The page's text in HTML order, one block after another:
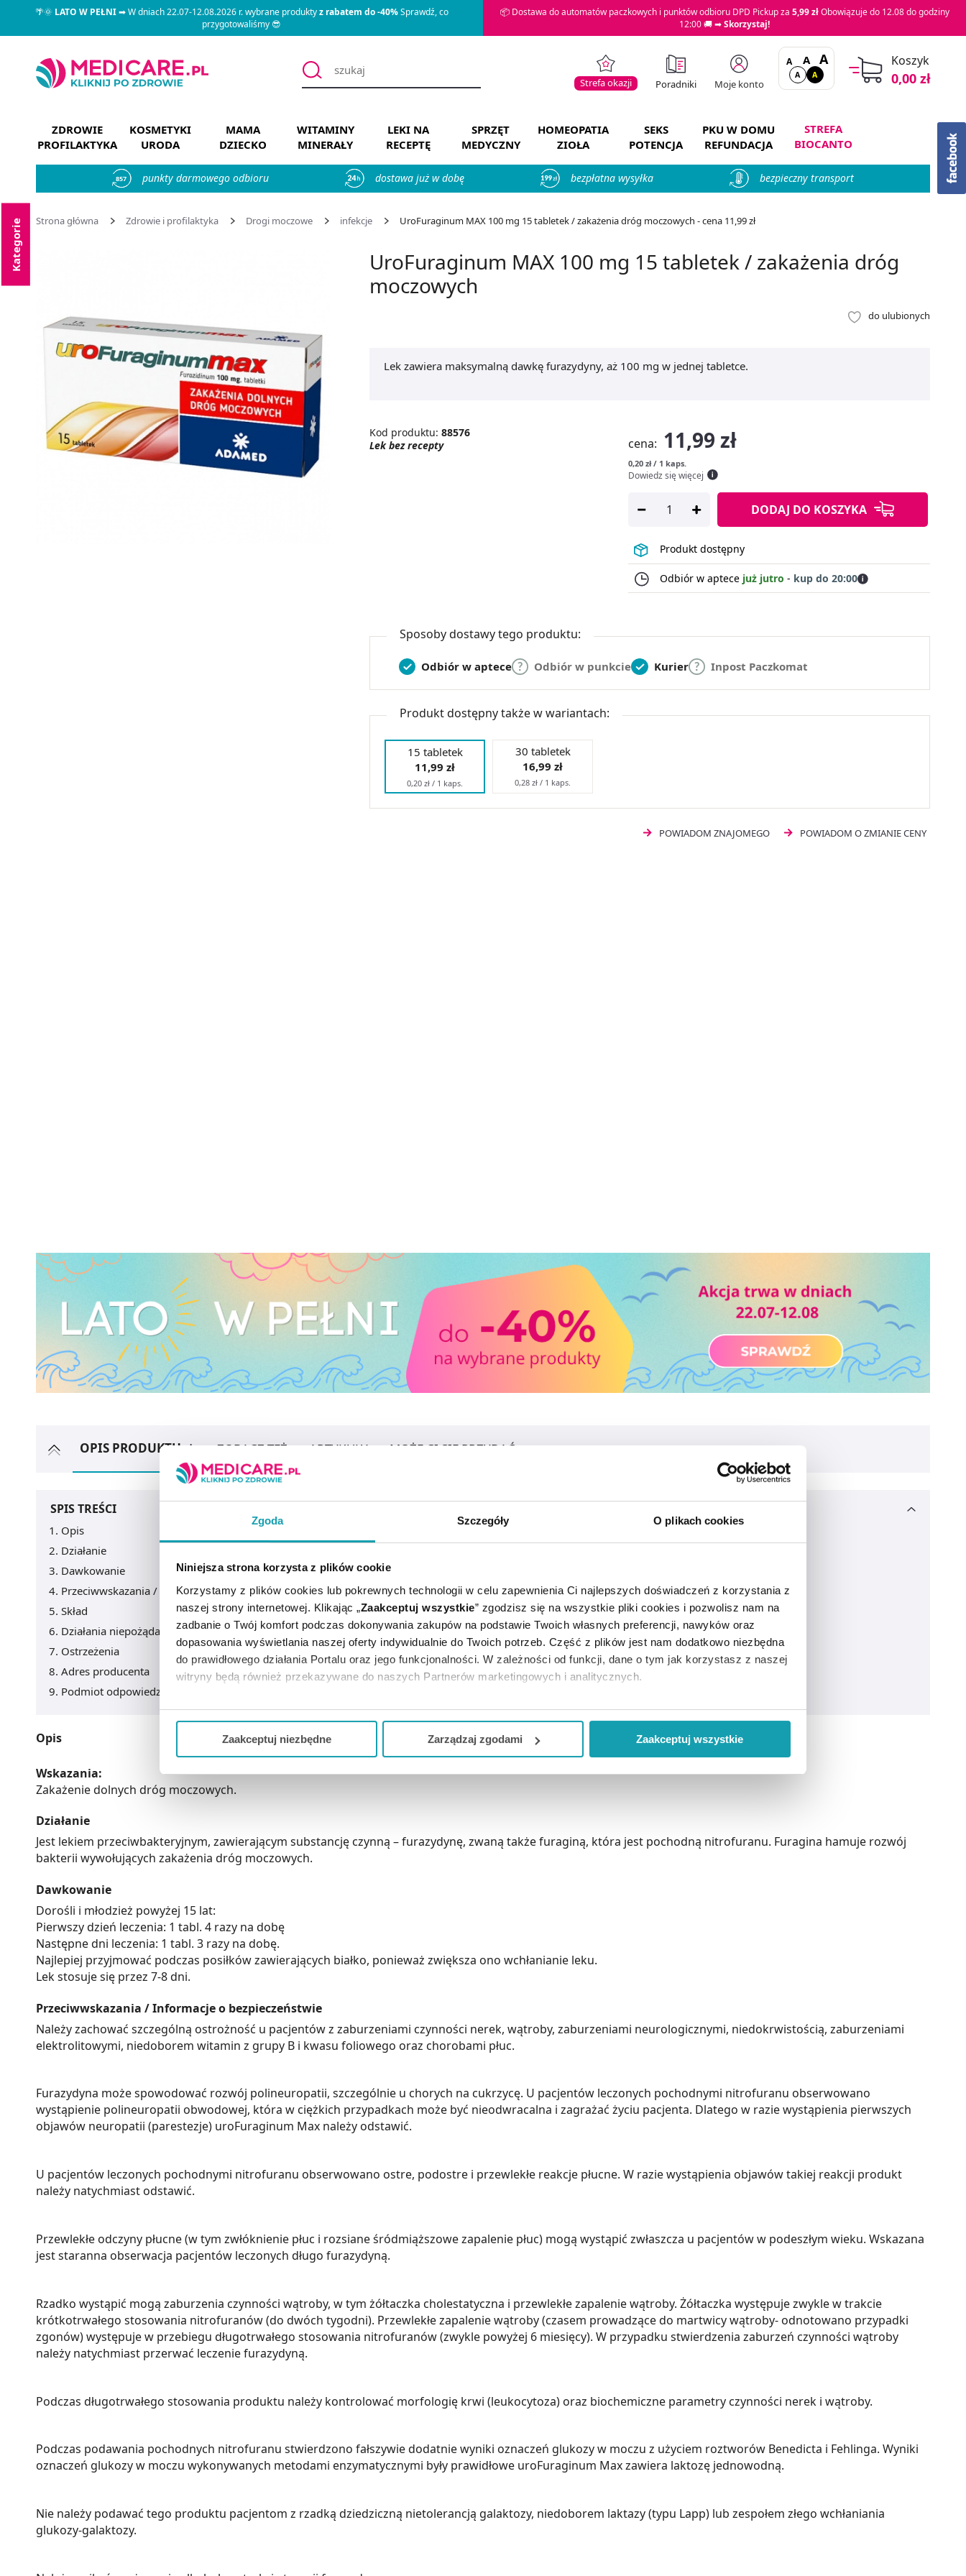
Zgoda Szczegóły O plikach cookies
Niniejsza strona korzysta z plików cookie
Korzystamy z plików cookies lub pokrewnych technologii w celu zapewnienia Ci najlepszych doświadczeń z korzystania z
naszej strony internetowej. Klikając „Zaakceptuj wszystkie” zgodzisz się na wszystkie pliki cookies i pozwolisz nam na
zadbanie o Twój komfort podczas dokonywania zakupów na podstawie Twoich własnych preferencji, nawyków oraz
dopasowania wyświetlania naszej oferty indywidualnie do Twoich potrzeb. Część z plików jest nam dodatkowo niezbędna
do prawidłowego działania Portalu oraz jego funkcjonalności. W zależności od funkcji, dane o tym jak korzystasz z naszej
witryny będą również przekazywane do naszych Partnerów marketingowych i analitycznych.
Jeżeli chcesz dostosować swoją zgodę i wybrać tylko niektóre dodatkowe funkcje, z którymi wiąże się zbieranie danych o
wszystkich funkcjonalności Strony.
Zaakceptuj niezbędne Zarządzaj zgodami Zaakceptuj wszystkie
🌴🌞LATO W PEŁNI➡ W dniach 22.07-12.08.2026 r. wybrane produktyz rabatem do -40%Sprawdź, co
przygotowaliśmy 😎
📦 Dostawa do automatów paczkowych i punktów odbioru DPD Pickup za 5,99 złObowiązuje do 12.08 do godziny
12:00 🚚 ➡Skorzystaj!
Strefa okazji Poradniki Moje konto
A A A
A A
Koszyk
0,00 zł
ZDROWIE
PROFILAKTYKA
KOSMETYKI
URODA
MAMA
DZIECKO
WITAMINY
MINERAŁY
LEKI NA
RECEPTĘ
SPRZĘT
MEDYCZNY
HOMEOPATIA
ZIOŁA
SEKS
POTENCJA
PKU W DOMU
REFUNDACJA
STREFA
BIOCANTO
857 punkty darmowego odbioru dostawa już w dobę bezpłatna wysyłka bezpieczny transport
Strona główna Zdrowie i profilaktyka Drogi moczowe infekcje UroFuraginum MAX 100 mg 15 tabletek / zakażenia dróg moczowych - cena 11,99 zł
Kategorie
UroFuraginum MAX 100 mg 15 tabletek / zakażenia dróg
moczowych
do ulubionych
Lek zawiera maksymalną dawkę furazydyny, aż 100 mg w jednej tabletce.
Kod produktu: 88576
Lek bez recepty
cena: 11,99 zł
0,20 zł / 1 kaps.
Dowiedz się więcej
DODAJ DO KOSZYKA
Produkt dostępny
Odbiór w aptece już jutro - kup do 20:00
Sposoby dostawy tego produktu:
Odbiór w aptece Odbiór w punkcie Kurier Inpost Paczkomat
Produkt dostępny także w wariantach:
15 tabletek
11,99 zł
0,20 zł / 1 kaps.
30 tabletek
16,99 zł
0,28 zł / 1 kaps.
POWIADOM ZNAJOMEGO POWIADOM O ZMIANIE CENY
OPIS PRODUKTU ZOBACZ TEŻ ARTYKUŁY MOŻE CI SIĘ PRZYDAĆ
SPIS TREŚCI
Opis
Działanie
Dawkowanie
Przeciwwskazania / Informacje o bezpieczeństwie
Skład
Działania niepożądane
Ostrzeżenia
Adres producenta
Podmiot odpowiedzialny
Opis
Wskazania:
Zakażenie dolnych dróg moczowych.
Działanie
Jest lekiem przeciwbakteryjnym, zawierającym substancję czynną – furazydynę, zwaną także furaginą, która jest pochodną nitrofuranu. Furagina hamuje rozwój
bakterii wywołujących zakażenia dróg moczowych.
Dawkowanie
Dorośli i młodzież powyżej 15 lat:
Pierwszy dzień leczenia: 1 tabl. 4 razy na dobę
Następne dni leczenia: 1 tabl. 3 razy na dobę.
Najlepiej przyjmować podczas posiłków zawierających białko, ponieważ zwiększa ono wchłanianie leku.
Lek stosuje się przez 7-8 dni.
Przeciwwskazania / Informacje o bezpieczeństwie
Należy zachować szczególną ostrożność u pacjentów z zaburzeniami czynności nerek, wątroby, zaburzeniami neurologicznymi, niedokrwistością, zaburzeniami
elektrolitowymi, niedoborem witamin z grupy B i kwasu foliowego oraz chorobami płuc.
Furazydyna może spowodować rozwój polineuropatii, szczególnie u chorych na cukrzycę. U pacjentów leczonych pochodnymi nitrofuranu obserwowano
wystąpienie polineuropatii obwodowej, która w ciężkich przypadkach może być nieodwracalna i zagrażać życiu pacjenta. Dlatego w razie wystąpienia pierwszych
objawów neuropatii (parestezje) uroFuraginum Max należy odstawić.
U pacjentów leczonych pochodnymi nitrofuranu obserwowano ostre, podostre i przewlekłe reakcje płucne. W razie wystąpienia objawów takiej reakcji produkt
należy natychmiast odstawić.
Przewlekłe odczyny płucne (w tym zwłóknienie płuc i rozsiane śródmiąższowe zapalenie płuc) mogą wystąpić zwłaszcza u pacjentów w podeszłym wieku. Wskazana
jest staranna obserwacja pacjentów leczonych długo furazydyną.
Rzadko wystąpić mogą zaburzenia czynności wątroby, w tym żółtaczka cholestatyczna i przewlekłe zapalenie wątroby. Żółtaczka występuje zwykle w trakcie
krótkotrwałego stosowania nitrofuranów (do dwóch tygodni). Przewlekłe zapalenie wątroby (czasem prowadzące do martwicy wątroby- odnotowano przypadki
zgonów) występuje w przebiegu długotrwałego stosowania nitrofuranów (zwykle powyżej 6 miesięcy). W przypadku stwierdzenia zaburzeń czynności wątroby
należy natychmiast przerwać leczenie furazydyną.
Podczas długotrwałego stosowania produktu należy kontrolować morfologię krwi (leukocytoza) oraz biochemiczne parametry czynności nerek i wątroby.
Podczas podawania pochodnych nitrofuranu stwierdzono fałszywie dodatnie wyniki oznaczeń glukozy w moczu z użyciem roztworów Benedicta i Fehlinga. Wyniki
oznaczeń glukozy w moczu wykonywanych metodami enzymatycznymi były prawidłowe uroFuraginum Max zawiera laktozę jednowodną.
Nie należy podawać tego produktu pacjentom z rzadką dziedziczną nietolerancją galaktozy, niedoborem laktazy (typu Lapp) lub zespołem złego wchłaniania
glukozy-galaktozy.